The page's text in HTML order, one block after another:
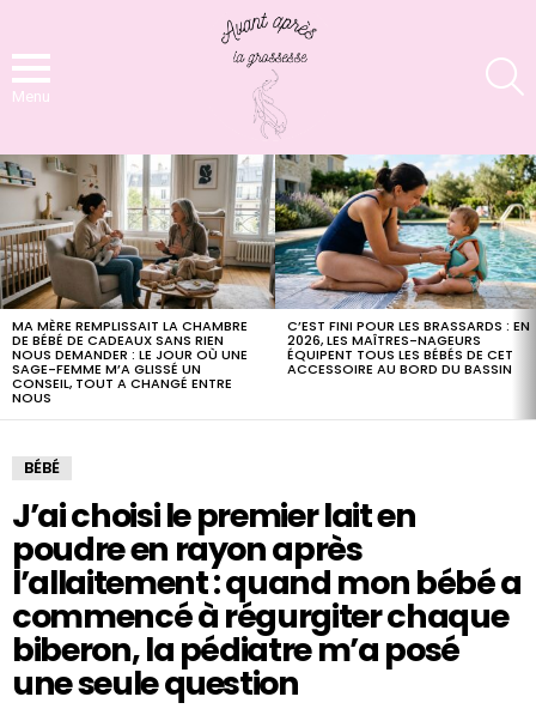
Menu
LATEST
STORIES
MA MÈRE REMPLISSAIT LA CHAMBRE
DE BÉBÉ DE CADEAUX SANS RIEN
NOUS DEMANDER : LE JOUR OÙ UNE
SAGE-FEMME M’A GLISSÉ UN
CONSEIL, TOUT A CHANGÉ ENTRE
NOUS
C’EST FINI POUR LES BRASSARDS : EN
2026, LES MAÎTRES-NAGEURS
ÉQUIPENT TOUS LES BÉBÉS DE CET
ACCESSOIRE AU BORD DU BASSIN
BÉBÉ
J’ai choisi le premier lait en
poudre en rayon après
l’allaitement : quand mon bébé a
commencé à régurgiter chaque
biberon, la pédiatre m’a posé
une seule question